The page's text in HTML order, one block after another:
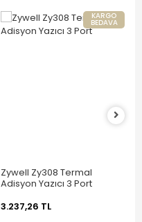
KARGO
BEDAVA
Zywell Zy308 Termal
Adisyon Yazıcı 3 Port
3.237,26 TL